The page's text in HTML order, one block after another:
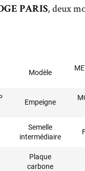
PARIS, deux
Modèle
Empeigne
Semelle
intermédiaire
Plaque
carbone